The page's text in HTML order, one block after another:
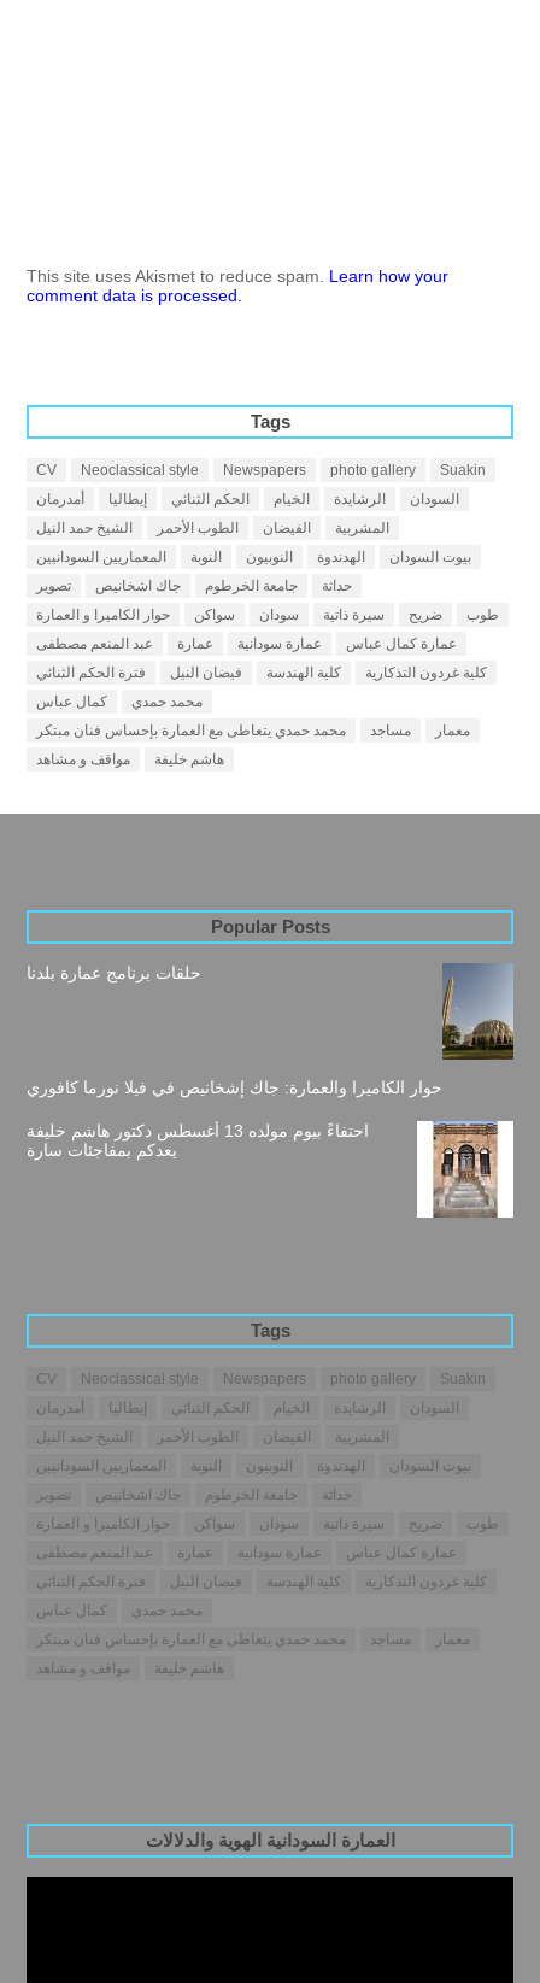
This site uses Akismet to reduce spam. Learn how your
comment data is processed.
Tags
CV Neoclassical style Newspapers photo gallery
Suakin
أمدرمان
إيطاليا الحكم الثنائي الخيام الرشايدة
السودان
الشيخ حمد النيل
الطوب الأحمر الفيضان
المشربية
المعماريين السودانيين
النوبة النوبيون الهدندوة
بيوت السودان
تصوير
جاك اشخانيص جامعة الخرطوم
حداثة
حوار الكاميرا و العمارة
سواكن سودان سيرة ذاتية ضريح
طوب
عبد المنعم مصطفى
عمارة عمارة سودانية
عمارة كمال عباس
فترة الحكم الثنائي
فيضان النيل كلية الهندسة
كلية غردون التذكارية
كمال عباس
محمد حمدي
محمد حمدي يتعاطى مع العمارة بإحساس فنان مبتكر
مساجد
معمار
مواقف و مشاهد
هاشم خليفة
Popular Posts
حلقات برنامج عمارة بلدنا
حوار الكاميرا والعمارة: جاك إشخانيص في فيلا نورما كافوري
احتفاءً بيوم مولده 13 أغسطس دكتور هاشم خليفة
يعدكم بمفاجئات سارة
Tags
CV Neoclassical style Newspapers photo gallery
Suakin
أمدرمان
إيطاليا الحكم الثنائي الخيام الرشايدة
السودان
الشيخ حمد النيل
الطوب الأحمر الفيضان
المشربية
المعماريين السودانيين
النوبة النوبيون الهدندوة
بيوت السودان
تصوير
جاك اشخانيص جامعة الخرطوم
حداثة
حوار الكاميرا و العمارة
سواكن سودان سيرة ذاتية ضريح
طوب
عبد المنعم مصطفى
عمارة عمارة سودانية
عمارة كمال عباس
فترة الحكم الثنائي
فيضان النيل كلية الهندسة
كلية غردون التذكارية
كمال عباس
محمد حمدي
محمد حمدي يتعاطى مع العمارة بإحساس فنان مبتكر
مساجد
معمار
مواقف و مشاهد
هاشم خليفة
العمارة السودانية الهوية والدلالات